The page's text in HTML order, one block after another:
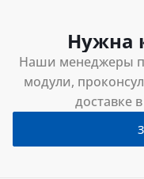
Нужна
Наши менеджеры
модули,
доставке